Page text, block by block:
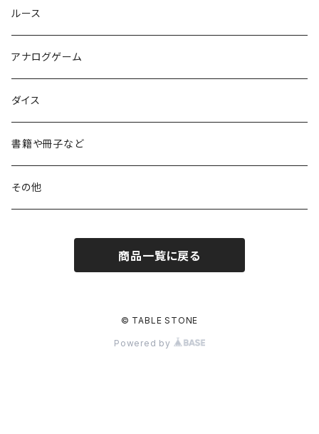
ルース
アナログゲーム
ダイス
書籍や冊子など
その他
商品一覧に戻る
© TABLE STONE
Powered by